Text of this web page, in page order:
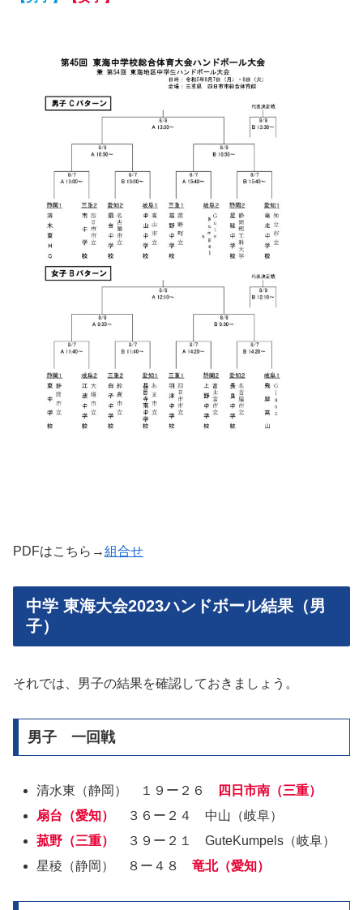
PDFはこちら→組合せ
中学 東海大会2023ハンドボール結果（男
子）
それでは、男子の結果を確認しておきましょう。
男子 一回戦
清水東（静岡） １９ー２６ 四日市南（三重）
扇台（愛知）
３６ー２４ 中山（岐阜）
菰野（三重）
３９ー２１ GuteKumpels（岐阜）
星稜（静岡） ８ー４８竜北（愛知）